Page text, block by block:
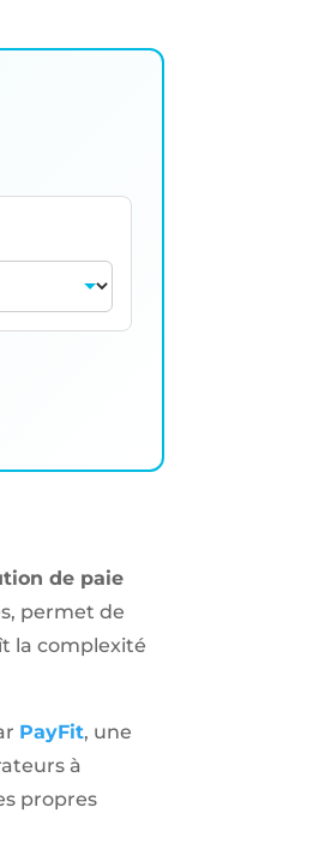
de paie
permet de
la complexité
PayFit, une
à
propres